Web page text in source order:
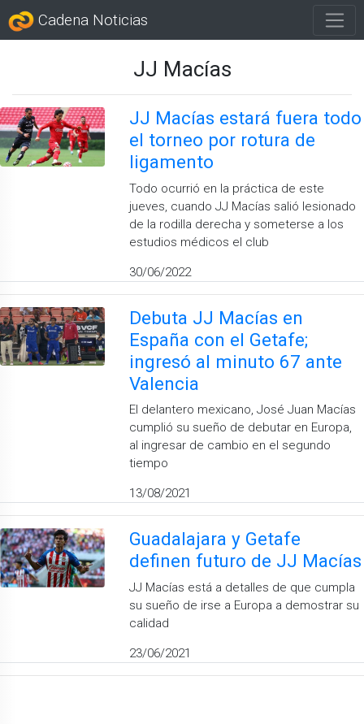
Cadena Noticias
JJ Macías
JJ Macías estará fuera todo
el torneo por rotura de
ligamento
Todo ocurrió en la práctica de este
jueves, cuando JJ Macías salió lesionado
de la rodilla derecha y someterse a los
estudios médicos el club
30/06/2022
Debuta JJ Macías en
España con el Getafe;
ingresó al minuto 67 ante
Valencia
El delantero mexicano, José Juan Macías
cumplió su sueño de debutar en Europa,
al ingresar de cambio en el segundo
tiempo
13/08/2021
Guadalajara y Getafe
definen futuro de JJ Macías
JJ Macías está a detalles de que cumpla
su sueño de irse a Europa a demostrar su
calidad
23/06/2021